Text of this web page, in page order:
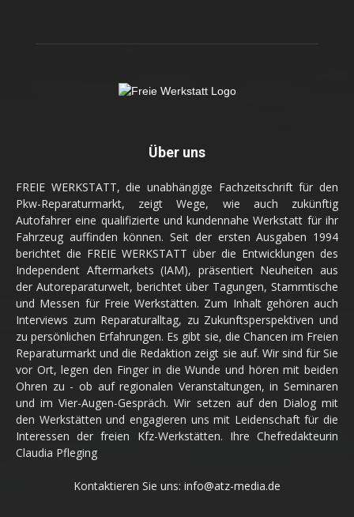
Über uns
FREIE WERKSTATT, die unabhängige Fachzeitschrift für den
Pkw-Reparaturmarkt, zeigt Wege, wie auch zukünftig
Autofahrer eine qualifizierte und kundennahe Werkstatt für ihr
Fahrzeug auffinden können. Seit der ersten Ausgaben 1994
berichtet die FREIE WERKSTATT über die Entwicklungen des
Independent Aftermarkets (IAM), präsentiert Neuheiten aus
der Autoreparaturwelt, berichtet über Tagungen, Stammtische
und Messen für Freie Werkstätten. Zum Inhalt gehören auch
Interviews zum Reparaturalltag, zu Zukunftsperspektiven und
zu persönlichen Erfahrungen. Es gibt sie, die Chancen im Freien
Reparaturmarkt und die Redaktion zeigt sie auf. Wir sind für Sie
vor Ort, legen den Finger in die Wunde und hören mit beiden
Ohren zu - ob auf regionalen Veranstaltungen, in Seminaren
und im Vier-Augen-Gespräch. Wir setzen auf den Dialog mit
den Werkstätten und engagieren uns mit Leidenschaft für die
Interessen der freien Kfz-Werkstätten. Ihre Chefredakteurin
Claudia Pfleging
Kontaktieren Sie uns: info@atz-media.de